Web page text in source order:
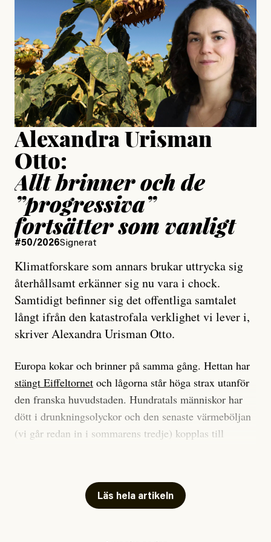
Jonas Lundström
Publicerad24 July, 2026
Jesper Lundby
Publicerad15 July, 2026
Uppdaterad15 July, 2026
Alexandra Urisman
Otto:
Allt brinner och de
”progressiva”
fortsätter som vanligt
#50/2026Signerat
Klimatforskare som annars brukar uttrycka sig
återhållsamt erkänner sig nu vara i chock.
Samtidigt befinner sig det offentliga samtalet
långt ifrån den katastrofala verklighet vi lever i,
skriver Alexandra Urisman Otto.
Europa kokar och brinner på samma gång. Hettan har
stängt Eiffeltornet och lågorna står höga strax utanför
den franska huvudstaden. Hundratals människor har
dött i drunkningsolyckor och den senaste värmeböljan
(vi går redan in i sommarens tredje) kopplas till
Har du också panik i hettan? Känns det som en
mardröm? Bra, allt annat vore fullständigt orimligt.
Läs hela artikeln